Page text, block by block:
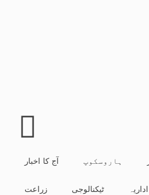
آج کا اخبار ہاروسکوپ
زراعت ٹیکنالوجی اداریہ